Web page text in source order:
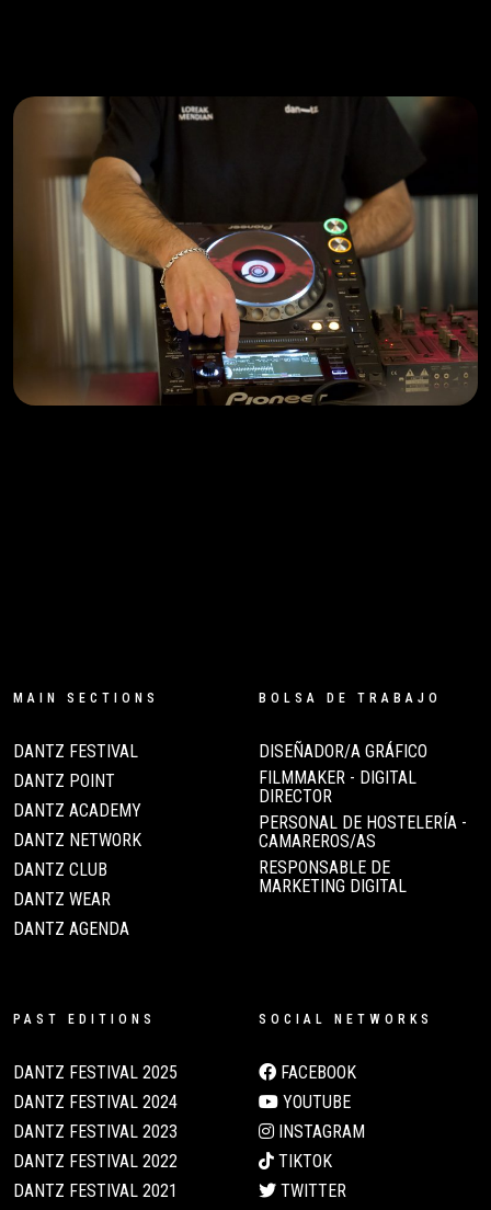
MAIN SECTIONS
DANTZ FESTIVAL
DANTZ POINT
DANTZ ACADEMY
DANTZ NETWORK
DANTZ CLUB
DANTZ WEAR
DANTZ AGENDA
BOLSA DE TRABAJO
DISEÑADOR/A GRÁFICO
FILMMAKER - DIGITAL
DIRECTOR
PERSONAL DE HOSTELERÍA -
CAMAREROS/AS
RESPONSABLE DE
MARKETING DIGITAL
PAST EDITIONS
DANTZ FESTIVAL 2025
DANTZ FESTIVAL 2024
DANTZ FESTIVAL 2023
DANTZ FESTIVAL 2022
DANTZ FESTIVAL 2021
SOCIAL NETWORKS
FACEBOOK
YOUTUBE
INSTAGRAM
TIKTOK
TWITTER